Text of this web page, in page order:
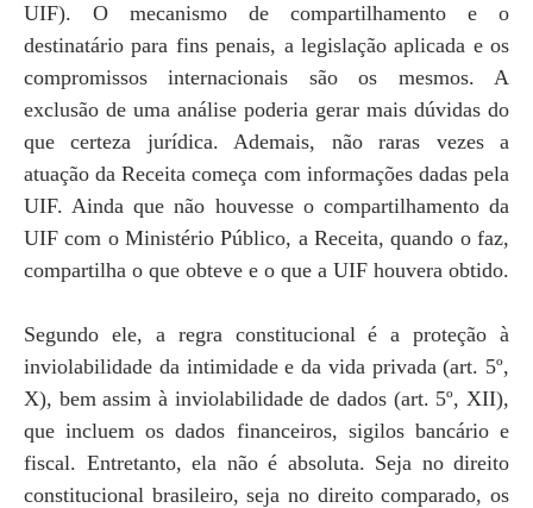
UIF). O mecanismo de compartilhamento e o
destinatário para fins penais, a legislação aplicada e os
compromissos internacionais são os mesmos. A
exclusão de uma análise poderia gerar mais dúvidas do
que certeza jurídica. Ademais, não raras vezes a
atuação da Receita começa com informações dadas pela
UIF. Ainda que não houvesse o compartilhamento da
UIF com o Ministério Público, a Receita, quando o faz,
compartilha o que obteve e o que a UIF houvera obtido.
Segundo ele, a regra constitucional é a proteção à
inviolabilidade da intimidade e da vida privada (art. 5º,
X), bem assim à inviolabilidade de dados (art. 5º, XII),
que incluem os dados financeiros, sigilos bancário e
fiscal. Entretanto, ela não é absoluta. Seja no direito
constitucional brasileiro, seja no direito comparado, os